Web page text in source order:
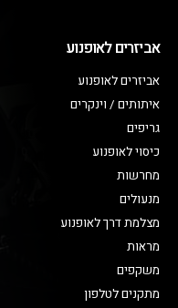
אביזרים לאופנוע
אביזרים לאופנוע
איתותים / וינקרים
גריפים
כיסוי לאופנוע
מחרשות
מנעולים
מצלמת דרך לאופנוע
מראות
משקפים
מתקנים לטלפון